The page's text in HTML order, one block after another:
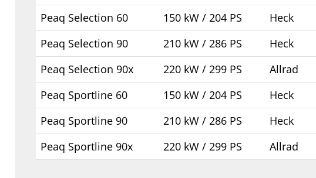
Peaq Selection 60
150 kW / 204 PS Heck
Peaq Selection 90
210 kW / 286 PS Heck
Peaq Selection 90x
220 kW / 299 PS Allrad
Peaq Sportline 60
150 kW / 204 PS Heck
Peaq Sportline 90
210 kW / 286 PS Heck
Peaq Sportline 90x
220 kW / 299 PS Allrad